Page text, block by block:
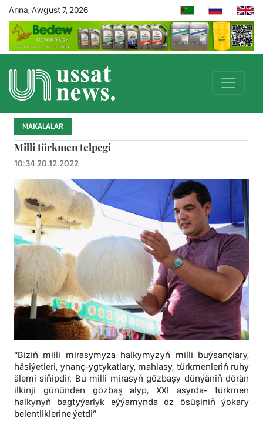
Anna, Awgust 7, 2026
MAKALALAR
Milli türkmen telpegi
10:34 20.12.2022
“Biziň milli mirasymyza halkymyzyň milli buýsançlary,
häsiýetleri, ynanç-ygtykatlary, mahlasy, türkmenleriň ruhy
älemi siňipdir. Bu milli mirasyň gözbaşy dünýäniň dörän
ilkinji gününden gözbaş alyp, ХХI asyrda- türkmen
halkynyň bagtyýarlyk eýýamynda öz ösüşiniň ýokary
belentliklerine ýetdi”